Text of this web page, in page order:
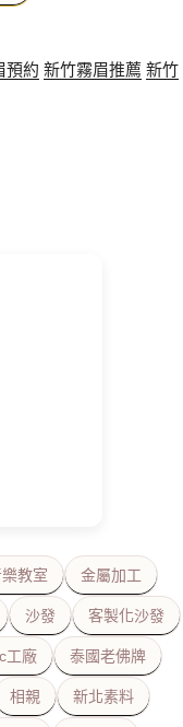
預約 新竹霧眉推薦 新竹
教室 金屬加工
沙發 客製化沙發
工廠 泰國老佛牌
相親 新北素料